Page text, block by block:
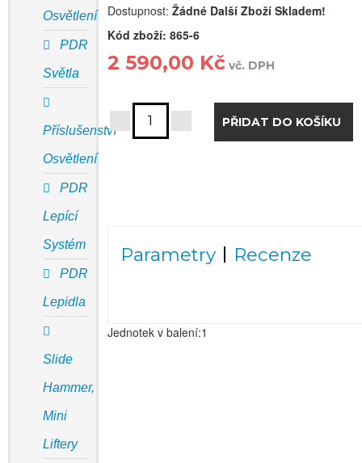
Osvětlení
PDR
Světla
Příslušenství
Osvětlení
PDR
Lepící
Systém
PDR
Lepidla
Slide
Hammer,
Mini
Liftery
Dostupnost: Žádné Další Zboží Skladem!
Kód zboží: 865-6
2 590,00 Kč vč. DPH
Parametry Recenze
Jednotek v balení:1